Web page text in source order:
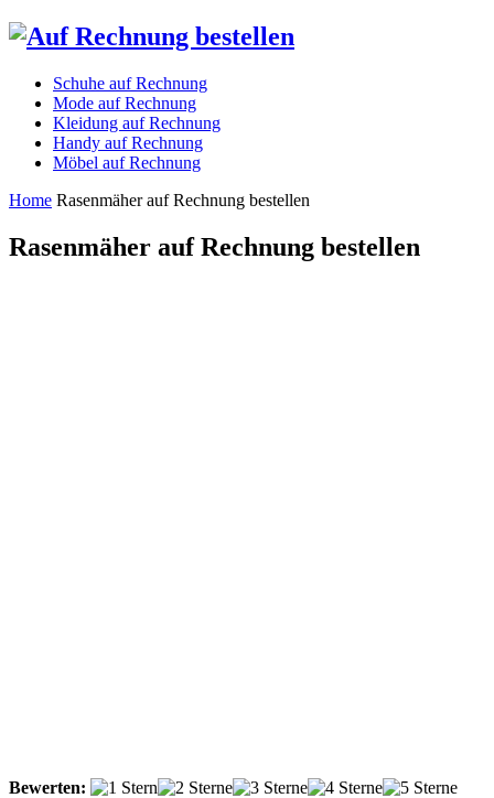
Schuhe auf Rechnung
Mode auf Rechnung
Kleidung auf Rechnung
Handy auf Rechnung
Möbel auf Rechnung
Home Rasenmäher auf Rechnung bestellen
Rasenmäher auf Rechnung bestellen
Bewerten: